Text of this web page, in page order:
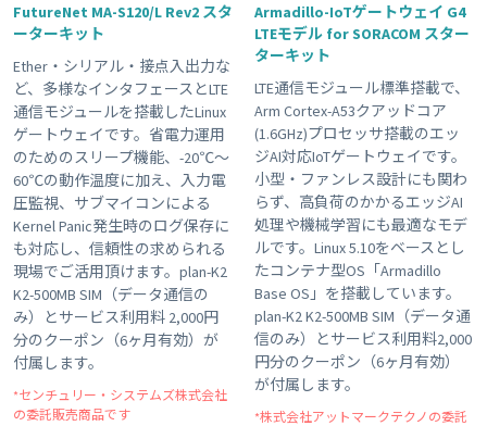
FutureNet MA-S120/L Rev2 スタ
ーターキット
Ether・シリアル・接点入出力な
ど、多様なインタフェースとLTE
通信モジュールを搭載したLinux
ゲートウェイです。省電力運用
のためのスリープ機能、-20℃～
60℃の動作温度に加え、入力電
圧監視、サブマイコンによる
Kernel Panic発生時のログ保存に
も対応し、信頼性の求められる
現場でご活用頂けます。plan-K2
K2-500MB SIM（データ通信の
み）とサービス利用料 2,000円
分のクーポン（6ヶ月有効）が
付属します。
*センチュリー・システムズ株式会社
の委託販売商品です
Armadillo-IoTゲートウェイ G4
LTEモデル for SORACOM スター
ターキット
LTE通信モジュール標準搭載で、
Arm Cortex-A53クアッドコア
(1.6GHz)プロセッサ搭載のエッ
ジAI対応IoTゲートウェイです。
小型・ファンレス設計にも関わ
らず、高負荷のかかるエッジAI
処理や機械学習にも最適なモデ
ルです。Linux 5.10をベースとし
たコンテナ型OS「Armadillo
Base OS」を搭載しています。
plan-K2 K2-500MB SIM（データ通
信のみ）とサービス利用料2,000
円分のクーポン（6ヶ月有効）
が付属します。
*株式会社アットマークテクノの委託